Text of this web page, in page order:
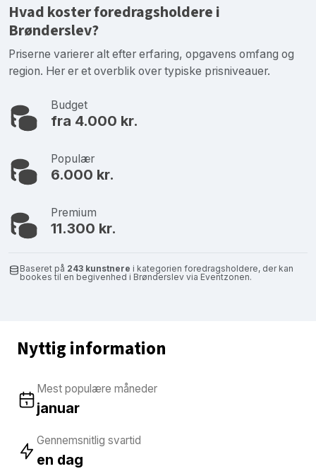
Hvad koster foredragsholdere i
Brønderslev?
Priserne varierer alt efter erfaring, opgavens omfang og
region. Her er et overblik over typiske prisniveauer.
Budget
fra 4.000 kr.
Populær
6.000 kr.
Premium
11.300 kr.
Baseret på 243 kunstnere i kategorien foredragsholdere, der kan
bookes til en begivenhed i Brønderslev via Eventzonen.
Nyttig information
Mest populære måneder
januar
Gennemsnitlig svartid
en dag